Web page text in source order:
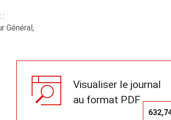
:
Général,
Visualiser le journal
au format PDF